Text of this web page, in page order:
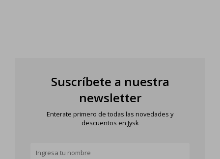
Suscríbete a nuestra
newsletter
Enterate primero de todas las novedades y
descuentos en Jysk